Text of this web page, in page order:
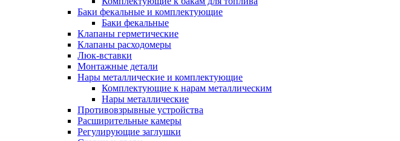
Баки фекальные и комплектующие
Баки фекальные
Клапаны герметические
Клапаны расходомеры
Люк-вставки
Монтажные детали
Нары металлические и комплектующие
Комплектующие к нарам металлическим
Нары металлические
Противовзрывные устройства
Расширительные камеры
Регулирующие заглушки